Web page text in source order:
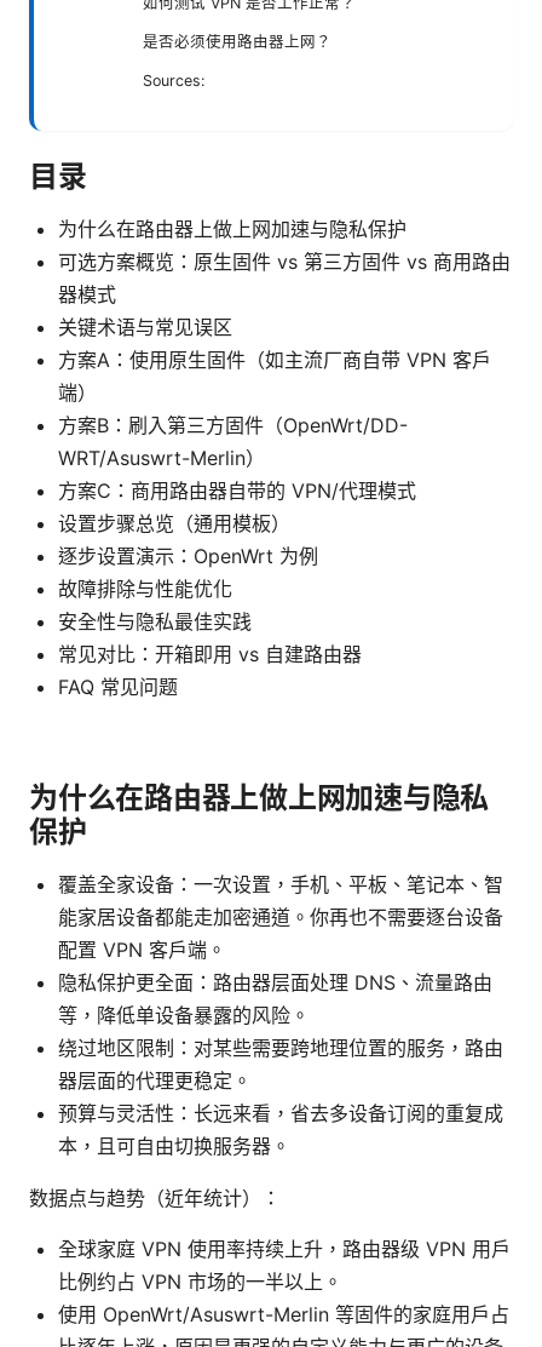
是否必须使用路由器上网？
Sources:
目录
为什么在路由器上做上网加速与隐私保护
可选方案概览：原生固件 vs 第三方固件 vs 商用路由
器模式
关键术语与常见误区
方案A：使用原生固件（如主流厂商自带 VPN 客户
端）
方案B：刷入第三方固件（OpenWrt/DD-
WRT/Asuswrt-Merlin）
方案C：商用路由器自带的 VPN/代理模式
设置步骤总览（通用模板）
逐步设置演示：OpenWrt 为例
故障排除与性能优化
安全性与隐私最佳实践
常见对比：开箱即用 vs 自建路由器
FAQ 常见问题
为什么在路由器上做上网加速与隐私
保护
覆盖全家设备：一次设置，手机、平板、笔记本、智
能家居设备都能走加密通道。你再也不需要逐台设备
配置 VPN 客户端。
隐私保护更全面：路由器层面处理 DNS、流量路由
等，降低单设备暴露的风险。
绕过地区限制：对某些需要跨地理位置的服务，路由
器层面的代理更稳定。
预算与灵活性：长远来看，省去多设备订阅的重复成
本，且可自由切换服务器。
数据点与趋势（近年统计）：
全球家庭 VPN 使用率持续上升，路由器级 VPN 用户
比例约占 VPN 市场的一半以上。
使用 OpenWrt/Asuswrt-Merlin 等固件的家庭用户占